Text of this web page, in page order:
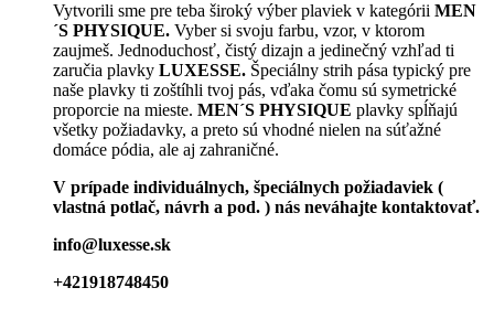
Vytvorili sme pre teba široký výber plaviek v kategórii MEN
´S PHYSIQUE. Vyber si svoju farbu, vzor, v ktorom
zaujmeš. Jednoduchosť, čistý dizajn a jedinečný vzhľad ti
zaručia plavky LUXESSE. Špeciálny strih pása typický pre
naše plavky ti zoštíhli tvoj pás, vďaka čomu sú symetrické
proporcie na mieste. MEN´S PHYSIQUE plavky spĺňajú
všetky požiadavky, a preto sú vhodné nielen na súťažné
domáce pódia, ale aj zahraničné.
V prípade individuálnych, špeciálnych požiadaviek (
vlastná potlač, návrh a pod. ) nás neváhajte kontaktovať.
info@luxesse.sk
+421918748450